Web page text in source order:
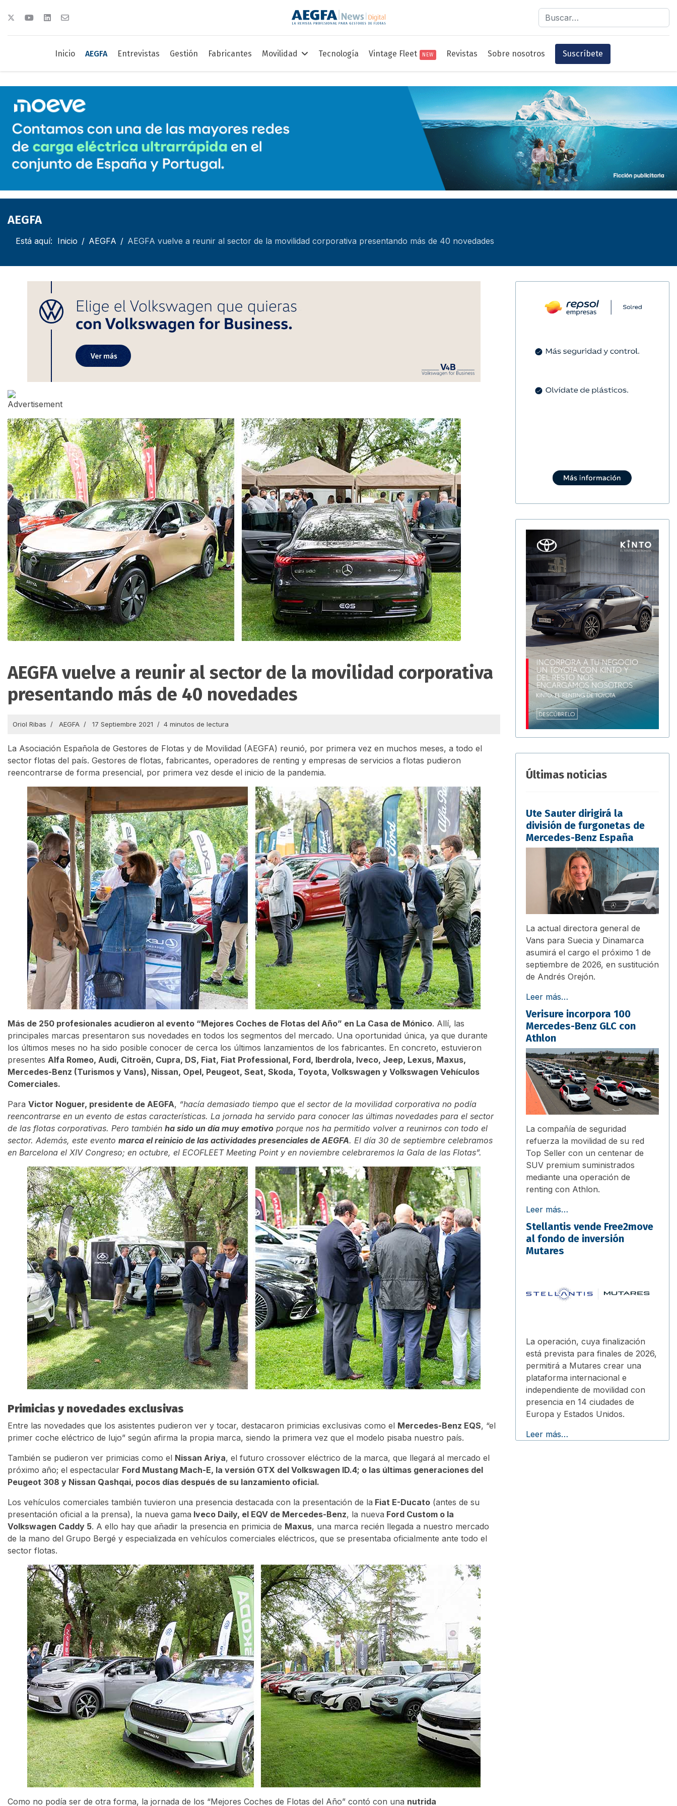
Buscar
Inicio AEGFA Entrevistas Gestión Fabricantes Movilidad Tecnología Vintage Fleet NEW Revistas Sobre nosotros Suscríbete
AEGFA
Está aquí: Inicio AEGFA AEGFA vuelve a reunir al sector de la movilidad corporativa presentando más de 40 novedades
AEGFA vuelve a reunir al sector de la movilidad corporativa
presentando más de 40 novedades
Oriol Ribas AEGFA 17 Septiembre 2021 4 minutos de lectura
La Asociación Española de Gestores de Flotas y de Movilidad (AEGFA) reunió, por primera vez en muchos meses, a todo el
sector flotas del país. Gestores de flotas, fabricantes, operadores de renting y empresas de servicios a flotas pudieron
reencontrarse de forma presencial, por primera vez desde el inicio de la pandemia.
Más de 250 profesionales acudieron al evento “Mejores Coches de Flotas del Año” en La Casa de Mónico. Allí, las
principales marcas presentaron sus novedades en todos los segmentos del mercado. Una oportunidad única, ya que durante
los últimos meses no ha sido posible conocer de cerca los últimos lanzamientos de los fabricantes. En concreto, estuvieron
presentes Alfa Romeo, Audi, Citroën, Cupra, DS, Fiat, Fiat Professional, Ford, Iberdrola, Iveco, Jeep, Lexus, Maxus,
Mercedes-Benz (Turismos y Vans), Nissan, Opel, Peugeot, Seat, Skoda, Toyota, Volkswagen y Volkswagen Vehículos
Comerciales.
Para Victor Noguer, presidente de AEGFA, “hacía demasiado tiempo que el sector de la movilidad corporativa no podía
reencontrarse en un evento de estas características. La jornada ha servido para conocer las últimas novedades para el sector
de las flotas corporativas. Pero también ha sido un día muy emotivo porque nos ha permitido volver a reunirnos con todo el
sector. Además, este evento marca el reinicio de las actividades presenciales de AEGFA. El día 30 de septiembre celebramos
en Barcelona el XIV Congreso; en octubre, el ECOFLEET Meeting Point y en noviembre celebraremos la Gala de las Flotas”.
Primicias y novedades exclusivas
Entre las novedades que los asistentes pudieron ver y tocar, destacaron primicias exclusivas como el Mercedes-Benz EQS, “el
primer coche eléctrico de lujo” según afirma la propia marca, siendo la primera vez que el modelo pisaba nuestro país.
También se pudieron ver primicias como el Nissan Ariya, el futuro crossover eléctrico de la marca, que llegará al mercado el
próximo año; el espectacular Ford Mustang Mach-E, la versión GTX del Volkswagen ID.4; o las últimas generaciones del
Peugeot 308 y Nissan Qashqai, pocos días después de su lanzamiento oficial.
Los vehículos comerciales también tuvieron una presencia destacada con la presentación de la Fiat E-Ducato (antes de su
presentación oficial a la prensa), la nueva gama Iveco Daily, el EQV de Mercedes-Benz, la nueva Ford Custom o la
Volkswagen Caddy 5. A ello hay que añadir la presencia en primicia de Maxus, una marca recién llegada a nuestro mercado
de la mano del Grupo Bergé y especializada en vehículos comerciales eléctricos, que se presentaba oficialmente ante todo el
sector flotas.
Como no podía ser de otra forma, la jornada de los “Mejores Coches de Flotas del Año” contó con una nutrida
Últimas noticias
Ute Sauter dirigirá la
división de furgonetas de
Mercedes-Benz España
La actual directora general de
Vans para Suecia y Dinamarca
asumirá el cargo el próximo 1 de
septiembre de 2026, en sustitución
de Andrés Orejón.
Leer más…
Verisure incorpora 100
Mercedes-Benz GLC con
Athlon
La compañía de seguridad
refuerza la movilidad de su red
Top Seller con un centenar de
SUV premium suministrados
mediante una operación de
renting con Athlon.
Leer más…
Stellantis vende Free2move
al fondo de inversión
Mutares
La operación, cuya finalización
está prevista para finales de 2026,
permitirá a Mutares crear una
plataforma internacional e
independiente de movilidad con
presencia en 14 ciudades de
Europa y Estados Unidos.
Leer más…